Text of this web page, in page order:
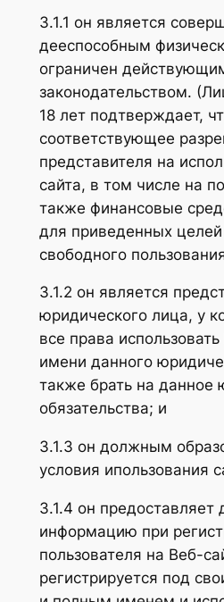
3.1.1 он является
дееспособным
ограничен
законодательством.
18 лет подтверждает,
соответствующее
представителя на
сайта, в том числе на
также финансовые
для приведенных
свободного
3.1.2 он является
юридического лица, у
все права
имени данного
также брать на данное
обязательства; и
3.1.3 он должным
условия ипользования
3.1.4 он предоставляет
информацию при
пользователя на Веб-
регистрируется под